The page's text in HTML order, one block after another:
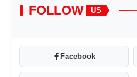
FOLLOW US
Facebook